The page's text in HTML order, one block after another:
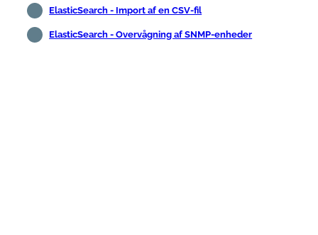
ElasticSearch - Import af en CSV-fil
ElasticSearch - Overvågning af SNMP-enheder